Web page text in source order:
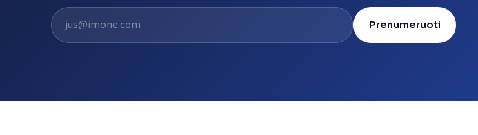
El. pašto adresas
Prenumeruoti